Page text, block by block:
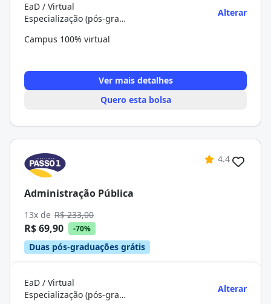
EaD / Virtual
Especialização (pós-graduação)
Alterar
Campus 100% virtual
Ver mais detalhes
Quero esta bolsa
4.4
Administração Pública
13x de R$ 233,00
R$ 69,90 -70%
Duas pós-graduações grátis
EaD / Virtual
Especialização (pós-graduação)
Alterar